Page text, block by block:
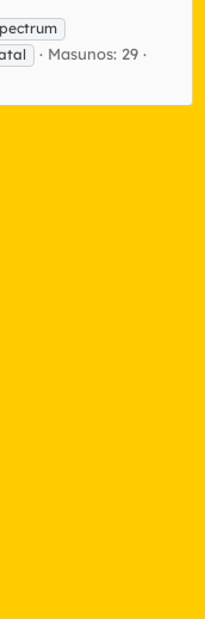
Masunos: 29